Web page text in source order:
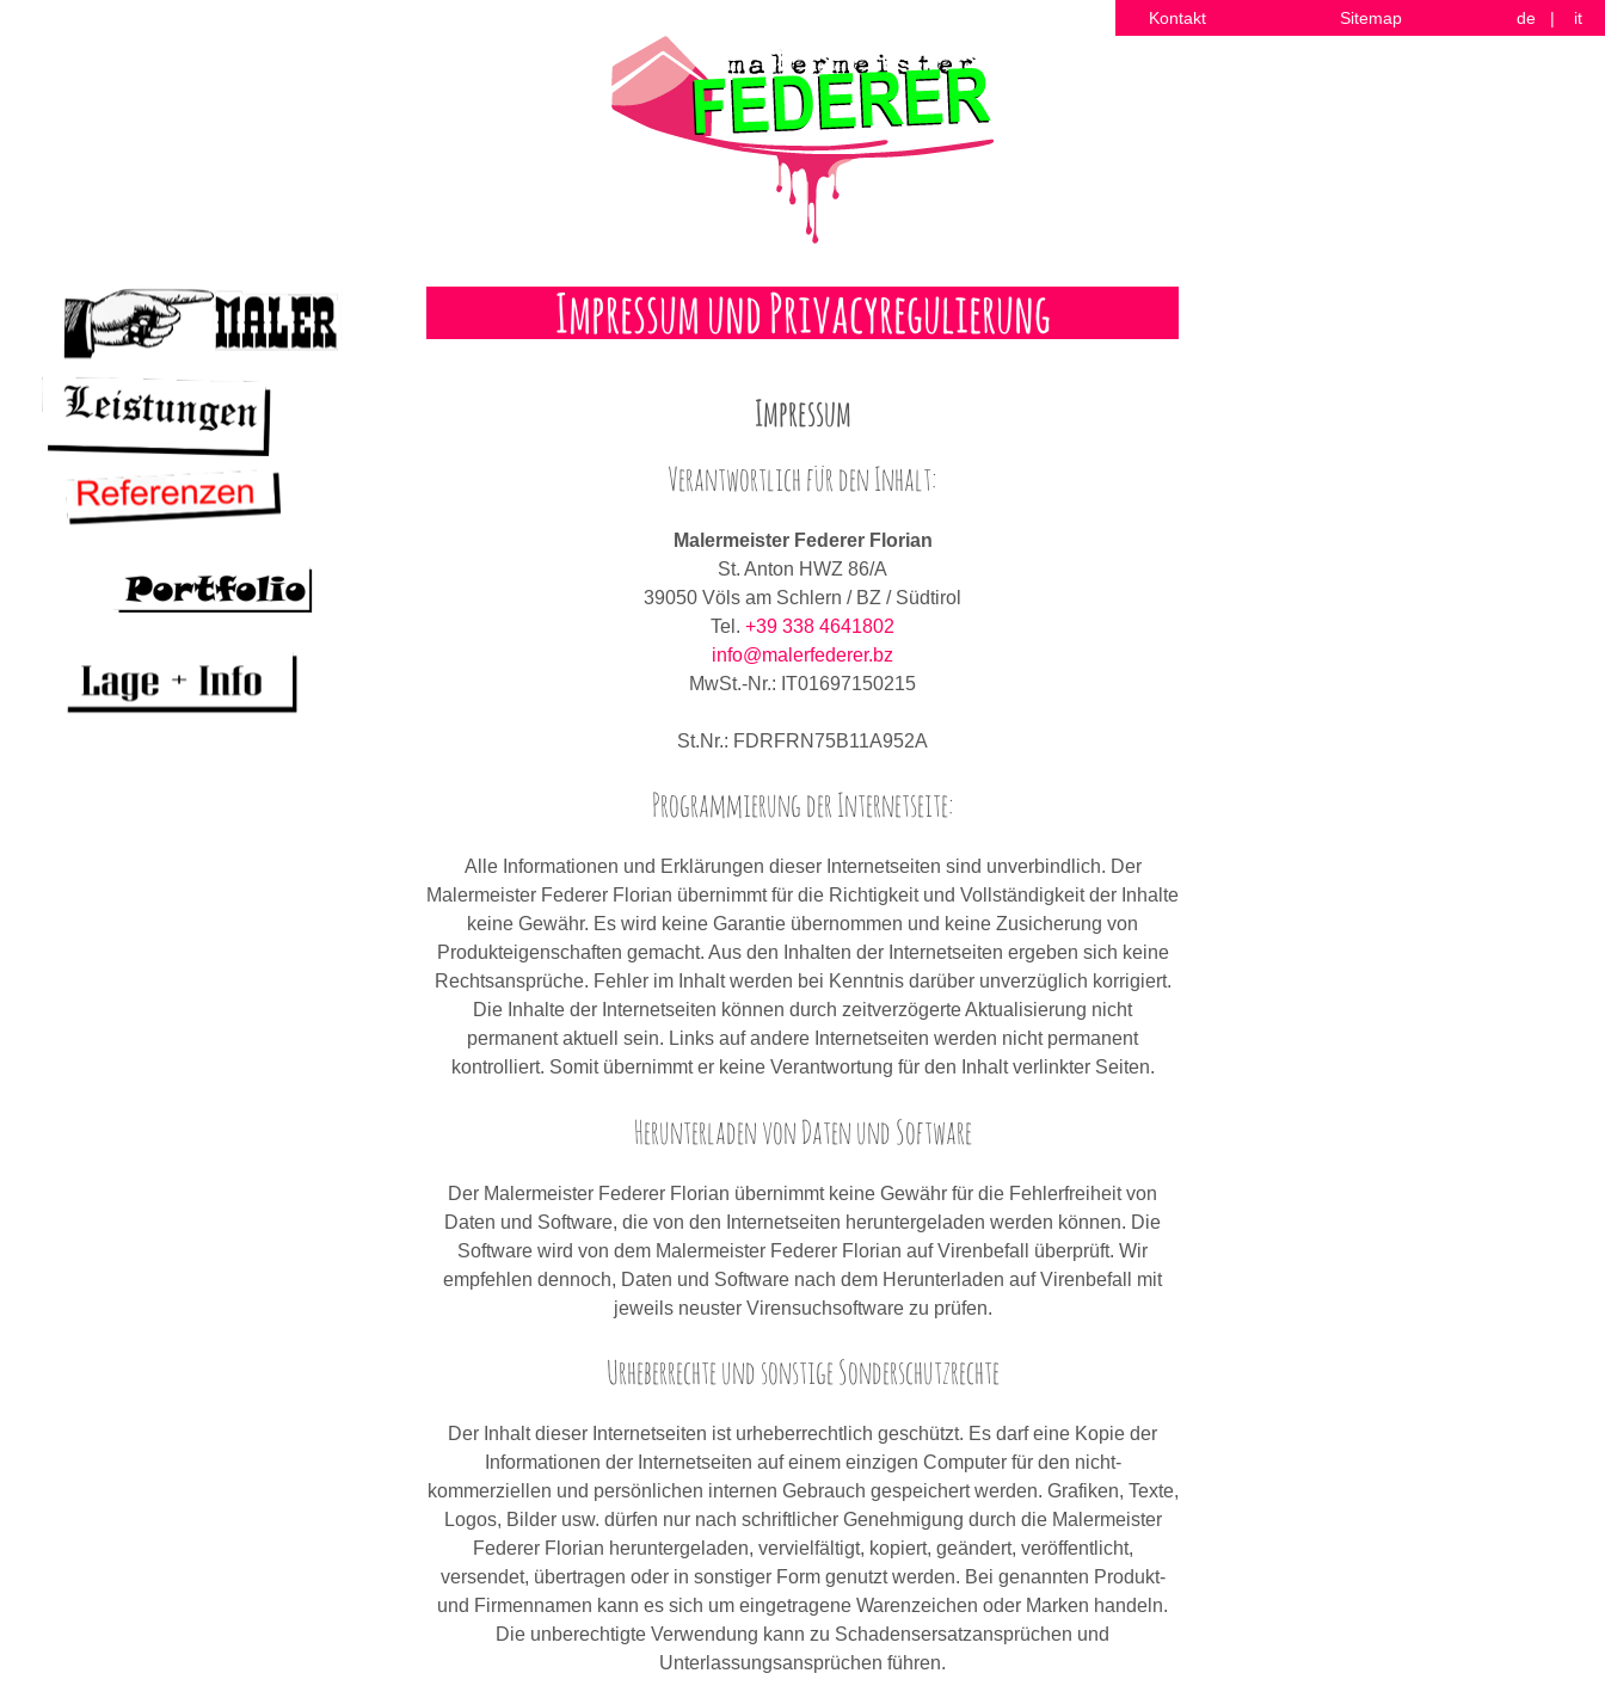
Kontakt Sitemap de | it
Impressum und Privacyregulierung
Impressum
Verantwortlich für den Inhalt:
Malermeister Federer Florian
St. Anton HWZ 86/A
39050 Völs am Schlern / BZ / Südtirol
Tel. +39 338 4641802
info@malerfederer.bz
MwSt.-Nr.: IT01697150215
St.Nr.: FDRFRN75B11A952A
Programmierung der Internetseite:
Alle Informationen und Erklärungen dieser Internetseiten sind unverbindlich. Der
Malermeister Federer Florian übernimmt für die Richtigkeit und Vollständigkeit der Inhalte
keine Gewähr. Es wird keine Garantie übernommen und keine Zusicherung von
Produkteigenschaften gemacht. Aus den Inhalten der Internetseiten ergeben sich keine
Rechtsansprüche. Fehler im Inhalt werden bei Kenntnis darüber unverzüglich korrigiert.
Die Inhalte der Internetseiten können durch zeitverzögerte Aktualisierung nicht
permanent aktuell sein. Links auf andere Internetseiten werden nicht permanent
kontrolliert. Somit übernimmt er keine Verantwortung für den Inhalt verlinkter Seiten.
Herunterladen von Daten und Software
Der Malermeister Federer Florian übernimmt keine Gewähr für die Fehlerfreiheit von
Daten und Software, die von den Internetseiten heruntergeladen werden können. Die
Software wird von dem Malermeister Federer Florian auf Virenbefall überprüft. Wir
empfehlen dennoch, Daten und Software nach dem Herunterladen auf Virenbefall mit
jeweils neuster Virensuchsoftware zu prüfen.
Urheberrechte und sonstige Sonderschutzrechte
Der Inhalt dieser Internetseiten ist urheberrechtlich geschützt. Es darf eine Kopie der
Informationen der Internetseiten auf einem einzigen Computer für den nicht-
kommerziellen und persönlichen internen Gebrauch gespeichert werden. Grafiken, Texte,
Logos, Bilder usw. dürfen nur nach schriftlicher Genehmigung durch die Malermeister
Federer Florian heruntergeladen, vervielfältigt, kopiert, geändert, veröffentlicht,
versendet, übertragen oder in sonstiger Form genutzt werden. Bei genannten Produkt-
und Firmennamen kann es sich um eingetragene Warenzeichen oder Marken handeln.
Die unberechtigte Verwendung kann zu Schadensersatzansprüchen und
Unterlassungsansprüchen führen.